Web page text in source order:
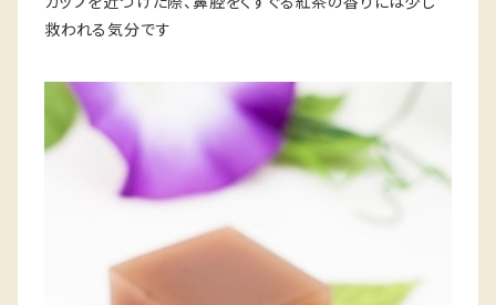
救われる気分です